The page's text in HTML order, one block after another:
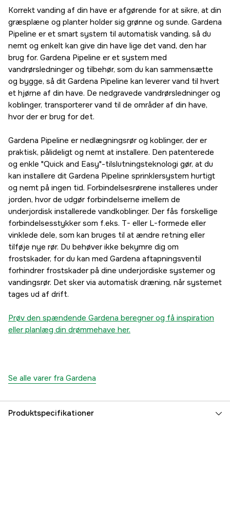
Korrekt vanding af din have er afgørende for at sikre, at din
græsplæne og planter holder sig grønne og sunde. Gardena
Pipeline er et smart system til automatisk vanding, så du
nemt og enkelt kan give din have lige det vand, den har
brug for. Gardena Pipeline er et system med
vandrørsledninger og tilbehør, som du kan sammensætte
og bygge, så dit Gardena Pipeline kan leverer vand til hvert
et hjørne af din have. De nedgravede vandrørsledninger og
koblinger, transporterer vand til de områder af din have,
hvor der er brug for det.
Gardena Pipeline er nedlægningsrør og koblinger, der er
praktisk, pålideligt og nemt at installere. Den patenterede
og enkle "Quick and Easy"-tilslutningsteknologi gør, at du
kan installere dit Gardena Pipeline sprinklersystem hurtigt
og nemt på ingen tid. Forbindelsesrørene installeres under
jorden, hvor de udgør forbindelserne imellem de
underjordisk installerede vandkoblinger. Der fås forskellige
forbindelsesstykker som f.eks. T- eller L-formede eller
vinklede dele, som kan bruges til at ændre retning eller
tilføje nye rør. Du behøver ikke bekymre dig om
frostskader, for du kan med Gardena aftapningsventil
forhindrer frostskader på dine underjordiske systemer og
vandingsrør. Det sker via automatisk dræning, når systemet
tages ud af drift.
Prøv den spændende Gardena beregner og få inspiration
eller planlæg din drømmehave her.
Se alle varer fra Gardena
Produktspecifikationer